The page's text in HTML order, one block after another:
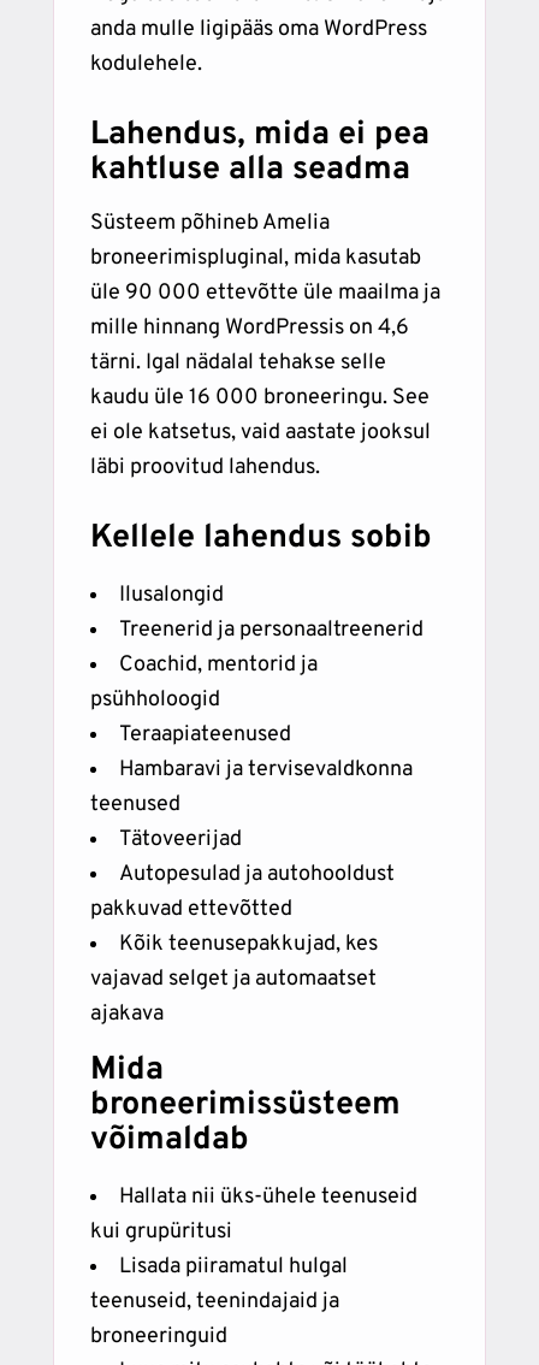
anda mulle ligipääs oma WordPress
kodulehele.
Lahendus, mida ei pea
kahtluse alla seadma
Süsteem põhineb Amelia
broneerimispluginal, mida kasutab
üle 90 000 ettevõtte üle maailma ja
mille hinnang WordPressis on 4,6
tärni. Igal nädalal tehakse selle
kaudu üle 16 000 broneeringu. See
ei ole katsetus, vaid aastate jooksul
läbi proovitud lahendus.
Kellele lahendus sobib
Ilusalongid
Treenerid ja personaaltreenerid
Coachid, mentorid ja
psühholoogid
Teraapiateenused
Hambaravi ja tervisevaldkonna
teenused
Tätoveerijad
Autopesulad ja autohooldust
pakkuvad ettevõtted
Kõik teenusepakkujad, kes
vajavad selget ja automaatset
ajakava
Mida
broneerimissüsteem
võimaldab
Hallata nii üks-ühele teenuseid
kui grupüritusi
Lisada piiramatul hulgal
teenuseid, teenindajaid ja
broneeringuid